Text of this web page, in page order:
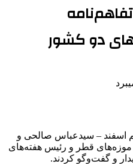
دو کشور
اسفند – سیدعباس صالحی و
موزه‌های قطر و رئیس هفته‌های
و گفت‌وگو کردند.